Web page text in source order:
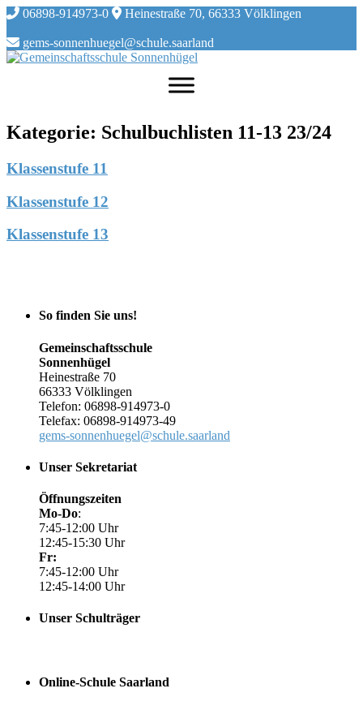
Skip
content
06898-914973-0 Heinestraße 70, 66333 Völklingen
gems-sonnenhuegel@schule.saarland
Kategorie: Schulbuchlisten 11-13 23/24
Klassenstufe 11
Klassenstufe 12
Klassenstufe 13
So finden Sie uns!
Gemeinschaftsschule
Sonnenhügel
Heinestraße 70
66333 Völklingen
Telefon: 06898-914973-0
Telefax: 06898-914973-49
gems-sonnenhuegel@schule.saarland
Unser Sekretariat
Öffnungszeiten
Mo-Do:
7:45-12:00 Uhr
12:45-15:30 Uhr
Fr:
7:45-12:00 Uhr
12:45-14:00 Uhr
Unser Schulträger
Online-Schule Saarland